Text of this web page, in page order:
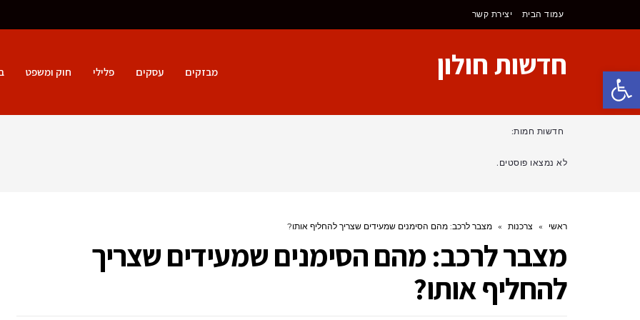
פתח סרגל נגישות
עמוד הבית יצירת קשר
חדשות חולון מבזקים עסקים פלילי חוק ומשפט
חדשות חמות:
לא נמצאו פוסטים.
ראשי » צרכנות » מצבר לרכב: מהם הסימנים שמעידים שצריך להחליף אותו?
מצבר לרכב: מהם הסימנים שמעידים שצריך
להחליף אותו?